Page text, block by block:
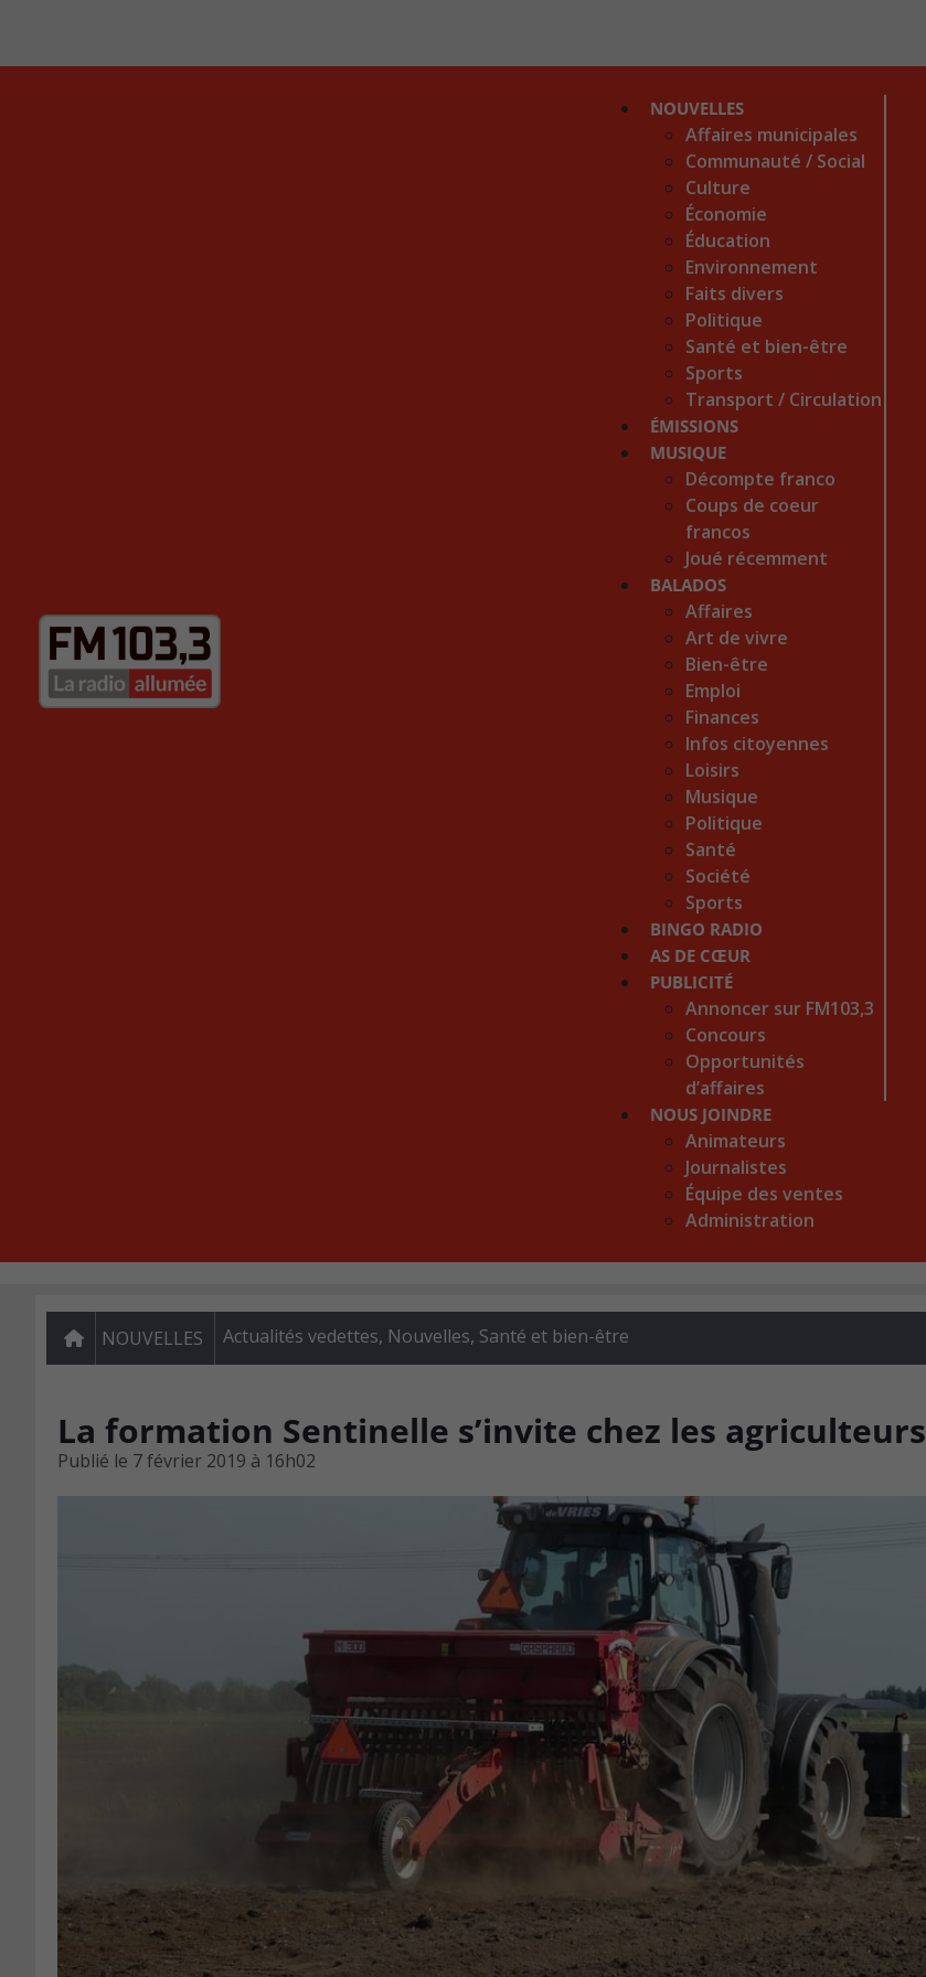
NOUVELLES
Affaires municipales
Communauté / Social
Culture
Économie
Éducation
Environnement
Faits divers
Politique
Santé et bien-être
Sports
Transport / Circulation
ÉMISSIONS
MUSIQUE
Décompte franco
Coups de coeur
francos
Joué récemment
BALADOS
Affaires
Art de vivre
Bien-être
Emploi
Finances
Infos citoyennes
Loisirs
Musique
Politique
Santé
Société
Sports
BINGO RADIO
AS DE CŒUR
PUBLICITÉ
Annoncer sur FM103,3
Concours
Opportunités
d’affaires
NOUS JOINDRE
Animateurs
Journalistes
Équipe des ventes
Administration
NOUVELLES Actualités vedettes, Nouvelles, Santé et bien-être
La formation Sentinelle s’invite chez les agriculteurs
Publié le 7 février 2019 à 16h02